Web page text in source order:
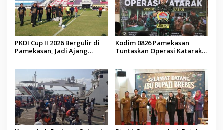
PKDI Cup II 2026 Bergulir di
Pamekasan, Jadi Ajang
Kodim 0826 Pamekasan
Tuntaskan Operasi Katarak